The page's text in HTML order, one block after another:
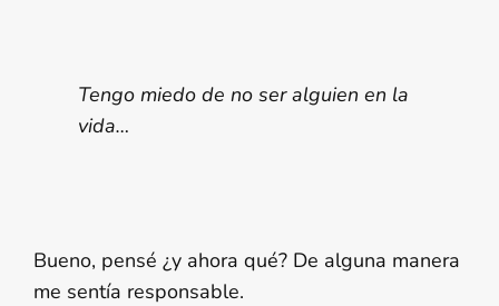
Tengo miedo de no ser alguien en la
vida…
Bueno, pensé ¿y ahora qué? De alguna manera
me sentía responsable.